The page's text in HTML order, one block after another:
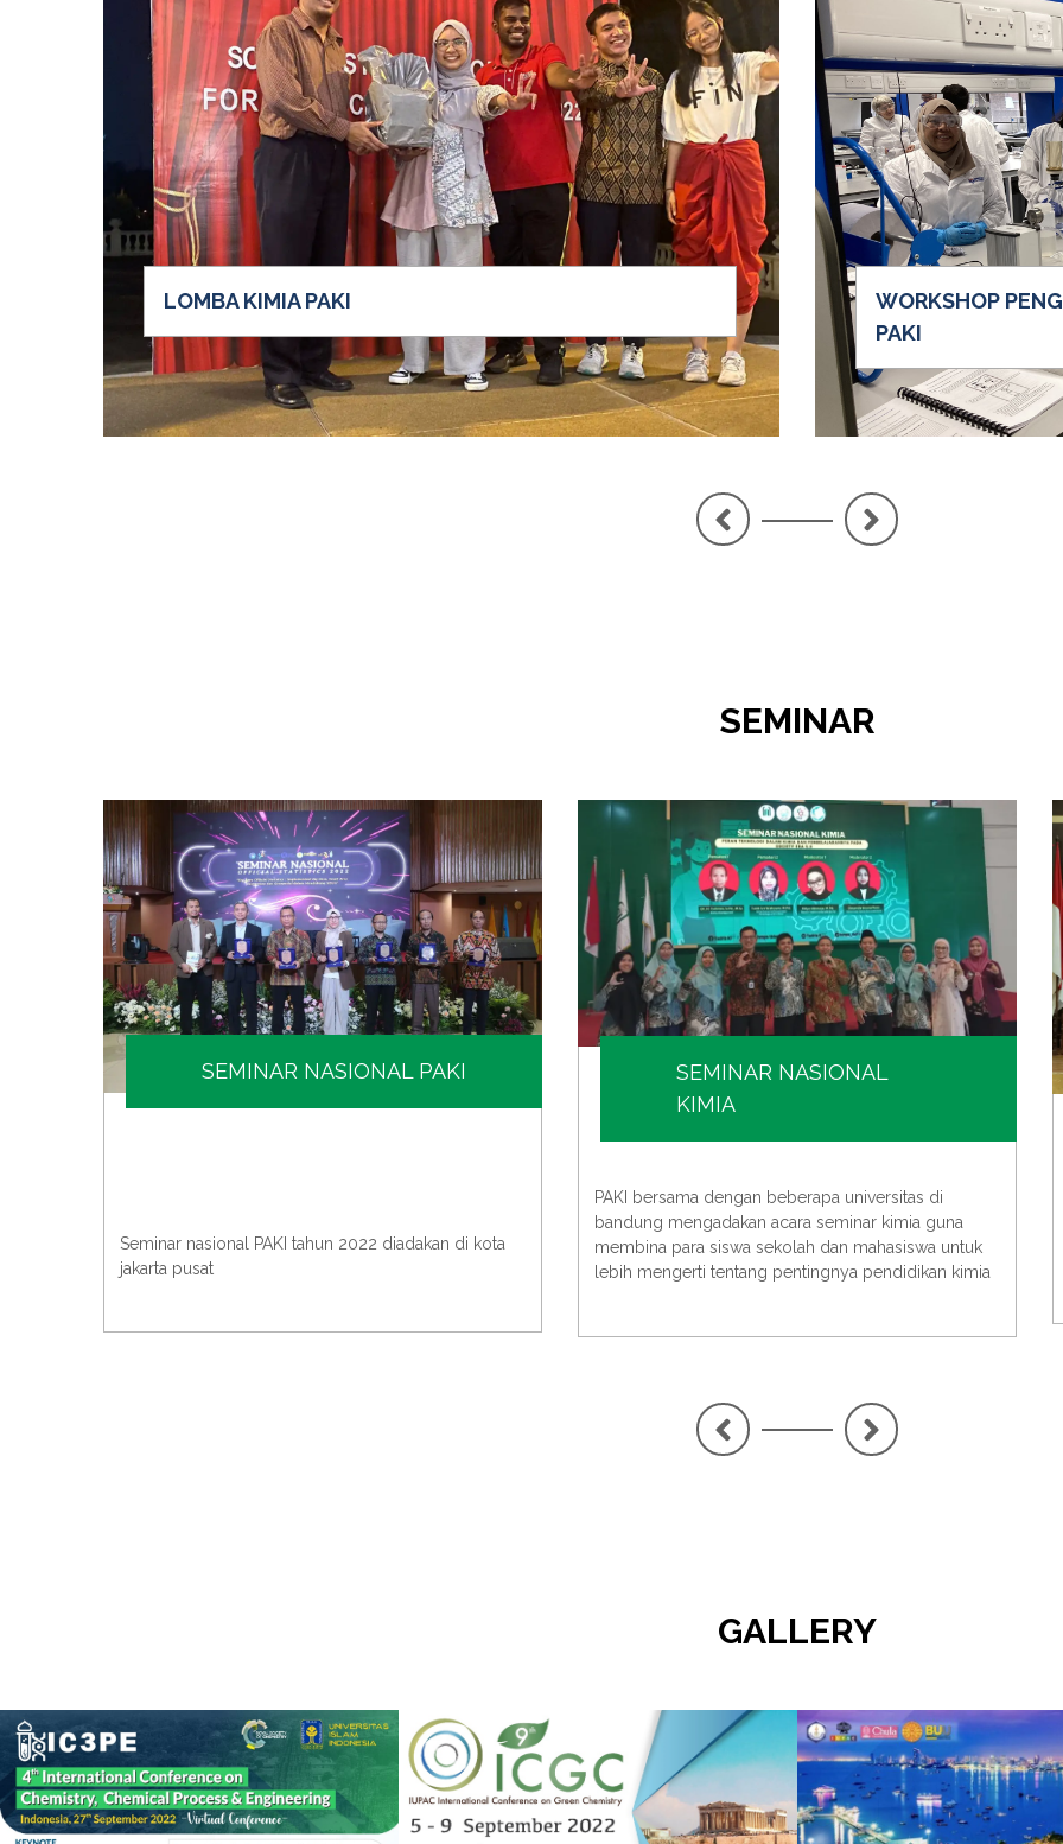
LOMBA KIMIA PAKI
WORKSHOP
PAKI
<
SEMINAR
SEMINAR NASIONAL PAKI
Seminar nasional PAKI tahun 2022 diadakan di kota
jakarta pusat
SEMINAR NASIONAL
KIMIA
PAKI bersama dengan beberapa universitas di
bandung mengadakan acara seminar kimia guna
membina para siswa sekolah dan mahasiswa untuk
lebih mengerti tentang pentingnya pendidikan kimia
<
GALLERY